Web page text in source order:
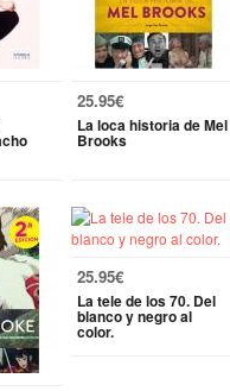
25.95€
La loca historia de Mel
Brooks
25.95€
La tele de los 70. Del
blanco y negro al
color.